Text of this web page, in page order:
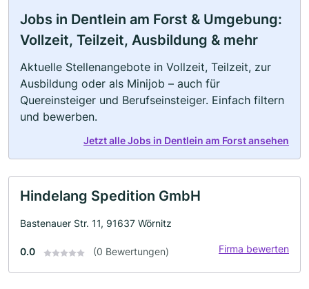
Jobs in Dentlein am Forst & Umgebung:
Vollzeit, Teilzeit, Ausbildung & mehr
Aktuelle Stellenangebote in Vollzeit, Teilzeit, zur
Ausbildung oder als Minijob – auch für
Quereinsteiger und Berufseinsteiger. Einfach filtern
und bewerben.
Jetzt alle Jobs in Dentlein am Forst ansehen
Hindelang Spedition GmbH
Bastenauer Str. 11, 91637 Wörnitz
0.0 (0 Bewertungen) Firma bewerten